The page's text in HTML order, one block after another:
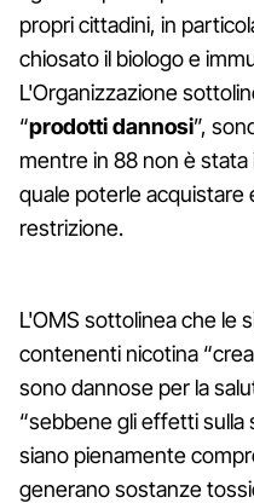
propri cittadini, in
chiosato il biologo e
L'Organizzazione
“prodotti dannosi”,
mentre in 88 non è
quale poterle acquistare
restrizione.
L'OMS sottolinea che le
contenenti nicotina
sono dannose per la
“sebbene gli effetti sulla
siano pienamente
generano sostanze